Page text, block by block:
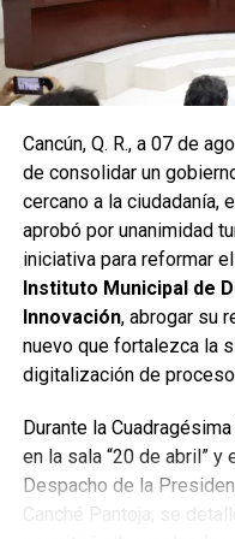
encharcamientos y
reconocido por la
oportuna del gobierno
se reconstruyó la losa
rejilla en un pozo
pesados. De manera
público utilizado como
han retirado
escombros, cacharros y
que el saneamiento
Finalmente, las
convertirse en punto de
Ayuntamiento exhortó a
prácticas y sumarse al
un Cancún limpio y con
Cancún, Q. R., a 07 de
de consolidar un
cercano a la ciudadanía,
aprobó por unanimidad
iniciativa para reformar
Instituto Municipal de
Innovación, abrogar su
nuevo que fortalezca la
digitalización de
Durante la
en la sala “20 de abril” y
Despacho de la
Canché Pantoja, se